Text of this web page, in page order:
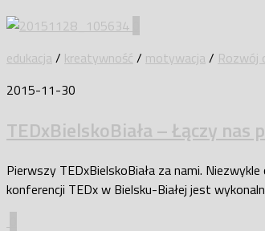
edukacja/ kreatywność / motywacja/ Rozwój
2015-11-30
TEDxBielskoBiała – Łączy nas
Pierwszy TEDxBielskoBiała za nami.
konferencji TEDx w Bielsku-Białej jest